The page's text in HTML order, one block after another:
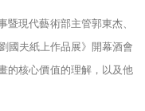
現代藝術部主管郭東杰、
國夫紙上作品展》開幕酒會
的核心價值的理解，以及他